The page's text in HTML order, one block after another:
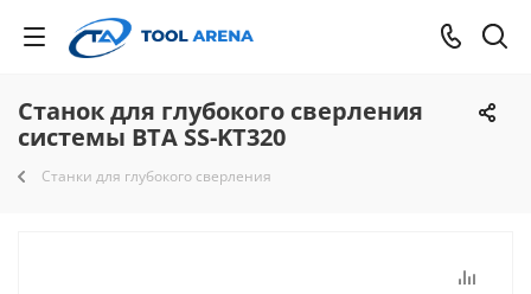
Станок для глубокого сверления
системы ВТА SS-KT320
Станки для глубокого сверления